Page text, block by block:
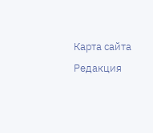
Карта сайта
Редакция